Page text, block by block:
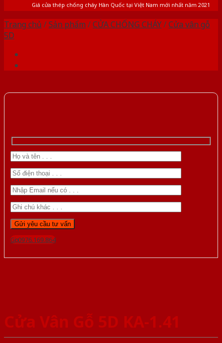
Giá cửa thép chống cháy Hàn Quốc tại Việt Nam mới nhất năm 2021
Trang chủ /Sản phẩm /CỬA CHỐNG CHÁY/Cửa vân gỗ
5D
Gọi 0976.169.864
Cửa Vân Gỗ 5D KA-1.41